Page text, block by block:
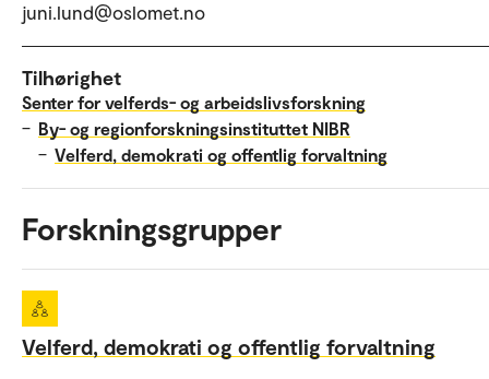
juni.lund@oslomet.no
Tilhørighet
Senter for velferds- og arbeidslivsforskning
– By- og regionforskningsinstituttet NIBR
– Velferd, demokrati og offentlig forvaltning
Forskningsgrupper
Velferd, demokrati og offentlig forvaltning